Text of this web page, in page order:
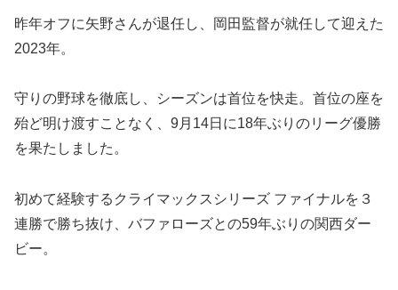
昨年オフに矢野さんが退任し、岡田監督が就任して迎えた
2023年。
守りの野球を徹底し、シーズンは首位を快走。首位の座を
殆ど明け渡すことなく、9月14日に18年ぶりのリーグ優勝
を果たしました。
初めて経験するクライマックスシリーズ ファイナルを３
連勝で勝ち抜け、バファローズとの59年ぶりの関西ダー
ビー。